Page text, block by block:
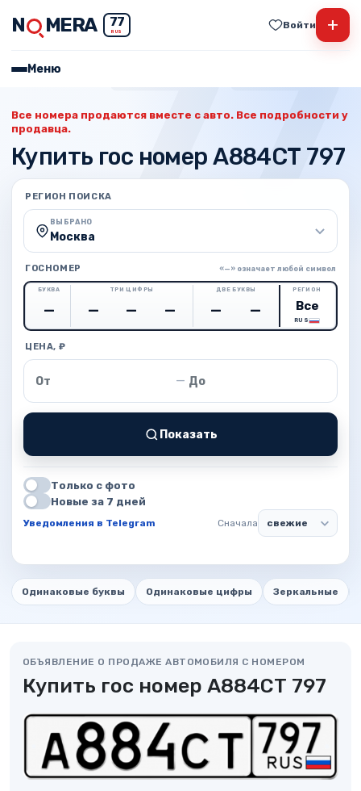
N MERA 77
RUS
Войти +
Меню
Все номера продаются вместе с авто. Все подробности у
продавца.
Купить гос номер А884СТ 797
РЕГИОН ПОИСКА
ВЫБРАНО
Москва
ГОСНОМЕР «—» означает любой символ
БУКВА ТРИ ЦИФРЫ ДВЕ БУКВЫ РЕГИОН
RUS
ЦЕНА, ₽
Цена от — Цена до
Показать
Только с фото
Новые за 7 дней
Уведомления в Telegram Сначала
Одинаковые буквы Одинаковые цифры Зеркальные
ОБЪЯВЛЕНИЕ О ПРОДАЖЕ АВТОМОБИЛЯ С НОМЕРОМ
Купить гос номер А884СТ 797